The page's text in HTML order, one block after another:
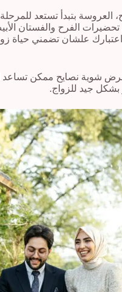
بتبدأ تستعد
الفرح والفستان
اعتبارك علشان تضمني حياة
شوية نصايح ممكن تساعد
بشكل جيد للزواج.